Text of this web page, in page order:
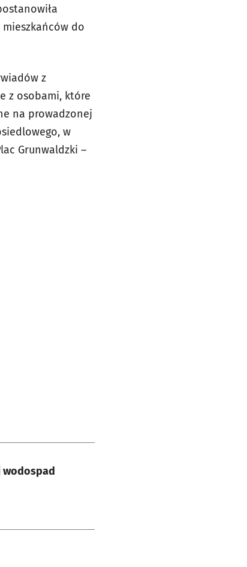
do
z
z osobami, które
na prowadzonej
w
Grunwaldzki –
wodospad